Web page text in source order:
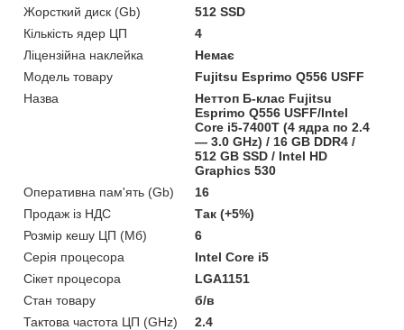
Жорсткий диск (Gb)
512 SSD
Кількість ядер ЦП
4
Ліцензійна наклейка
Немає
Модель товару
Fujitsu Esprimo Q556 USFF
Назва
Неттоп Б-клас Fujitsu
Esprimo Q556 USFF/Intel
Core i5-7400T (4 ядра по 2.4
— 3.0 GHz) / 16 GB DDR4 /
512 GB SSD / Intel HD
Graphics 530
Оперативна пам'ять (Gb)
16
Продаж із НДС
Так (+5%)
Розмір кешу ЦП (Мб)
6
Серія процесора
Intel Core i5
Сікет процесора
LGA1151
Стан товару
б/в
Тактова частота ЦП (GHz)
2.4